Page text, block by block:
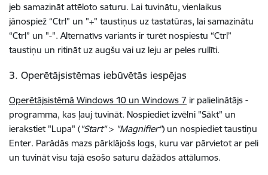
jeb samazināt attēloto saturu. Lai tuvinātu, vienlaikus
jānospiež “Ctrl” un "+" taustiņus uz tastatūras, lai samazinātu
“Ctrl” un "-". Alternatīvs variants ir turēt nospiestu “Ctrl”
taustiņu un ritināt uz augšu vai uz leju ar peles rullīti.
3. Operētājsistēmas iebūvētās iespējas
Operētājsistēmā Windows 10 un Windows 7 ir palielinātājs -
programma, kas ļauj tuvināt. Nospiediet izvēlni "Sākt" un
ierakstiet "Lupa" ("Start"> "Magnifier") un nospiediet taustiņu
Enter. Parādās mazs pārklājošs logs, kuru var pārvietot ar peli
un tuvināt visu tajā esošo saturu dažādos attālumos.